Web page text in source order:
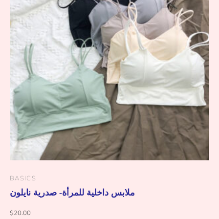
BASICS
ملابس داخلية للمرأة- صدرية نايلون
$20.00